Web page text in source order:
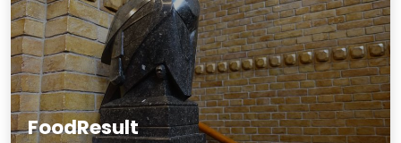
FoodResult